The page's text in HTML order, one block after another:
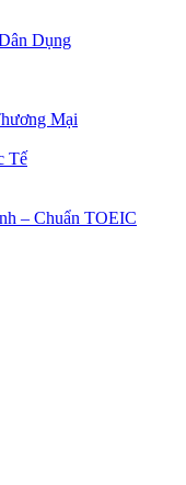
Dụng
Mại
Tế
– Chuẩn TOEIC